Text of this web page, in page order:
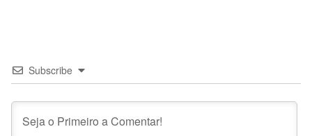
Subscribe